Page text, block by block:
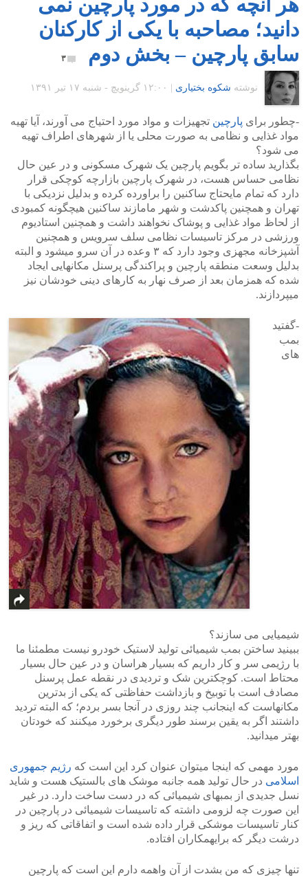
دانید؛ مصاحبه با یکی از کارکنان
سابق پارچین – بخش دوم
۳
نوشته شکوه بختیاری ۱۲:۰۰ گرينويچ - شنبه ۱۷ تیر ۱۳۹۱
-چطور برای پارچین تجهیزات و مواد مورد احتیاج می آورند، آیا تهیه
مواد غذایی و نظامی به صورت محلی یا از شهرهای اطراف تهیه
می شود؟
بگذارید ساده تر بگویم پارچین یک شهرک مسکونی و در عین حال
نظامی حساس هست، در شهرک پارچین بازارچه کوچکی قرار
دارد که تمام مایحتاج ساکنین را براورده کرده و بدلیل نزدیکی با
تهران و همچنین پاکدشت و شهر مامازند ساکنین هیچگونه کمبودی
از لحاظ مواد غذایی و پوشاک نخواهند داشت و همچنین استادیوم
ورزشی در مرکز تاسیسات نظامی سلف سرویس و همچنین
آشپزخانه مجهزی وجود دارد که ۳ وعده در آن سرو میشود و البته
بدلیل وسعت منطقه پارچین و پراکندگی پرسنل مکانهایی ایجاد
شده که همزمان بعد از صرف نهار به کارهای دینی خودشان نیز
میپردازند.
-گفتید
بمب
های
شیمیایی می سازند؟
ببینید ساختن بمب شیمیائی تولید لاستیک خودرو نیست مطمئنا ما
با رژیمی سر و کار داریم که بسیار هراسان و در عین حال بسیار
محتاط است. کوچکترین شک و تردیدی در نقطه عمل پرسنل
مصادف است با توبیخ و بازداشت حفاظتی که یکی از بدترین
مکانهاست که اینجانب چند روزی در آنجا بسر بردم؛ که البته تردید
داشتند اگر به یقین برسند طور دیگری برخورد میکنند که خودتان
بهتر میدانید.
مورد مهمی که اینجا میتوان عنوان کرد این است که رژیم جمهوری
اسلامی در حال تولید همه جانبه موشک های بالستیک هست و شاید
نسل جدیدی از بمبهای شیمیائی که در دست ساخت دارد. در غیر
این صورت چه لزومی داشته که تاسیسات شیمیائی در پارچین در
کنار تاسیسات موشکی قرار داده شده است و اتفاقاتی که ریز و
درشت دیگر که برایهمکاران افتاده.
تنها چیزی که من بشدت از آن واهمه دارم این است که پارچین